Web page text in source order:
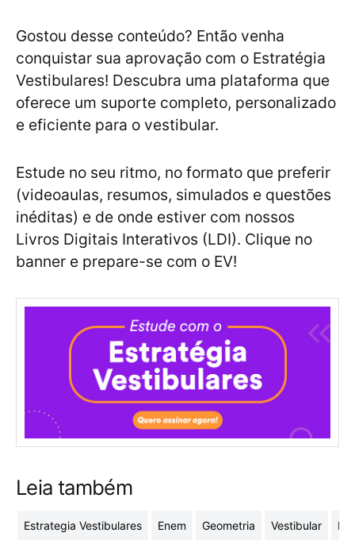
Gostou desse conteúdo? Então venha
conquistar sua aprovação com o Estratégia
Vestibulares! Descubra uma plataforma que
oferece um suporte completo, personalizado
e eficiente para o vestibular.
Estude no seu ritmo, no formato que preferir
(videoaulas, resumos, simulados e questões
inéditas) e de onde estiver com nossos
Livros Digitais Interativos (LDI). Clique no
banner e prepare-se com o EV!
Leia também
Estrategia Vestibulares Enem Geometria Vestibular